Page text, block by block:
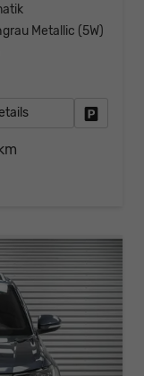
Metallic (5W)